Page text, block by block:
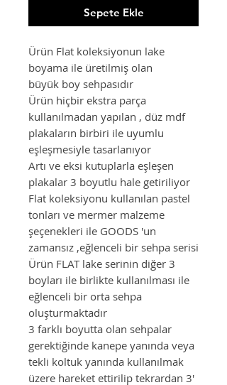
Sepete Ekle
Ürün Flat koleksiyonun lake
boyama ile üretilmiş olan
büyük boy sehpasıdır
Ürün hiçbir ekstra parça
kullanılmadan yapılan , düz mdf
plakaların birbiri ile uyumlu
eşleşmesiyle tasarlanıyor
Artı ve eksi kutuplarla eşleşen
plakalar 3 boyutlu hale getiriliyor
Flat koleksiyonu kullanılan pastel
tonları ve mermer malzeme
şeçenekleri ile GOODS 'un
zamansız ,eğlenceli bir sehpa serisi
Ürün FLAT lake serinin diğer 3
boyları ile birlikte kullanılması ile
eğlenceli bir orta sehpa
oluşturmaktadır
3 farklı boyutta olan sehpalar
gerektiğinde kanepe yanında veya
tekli koltuk yanında kullanılmak
üzere hareket ettirilip tekrardan 3'